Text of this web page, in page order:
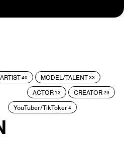
ARTIST40 MODEL/TALENT33
ACTOR 13 CREATOR29
YouTuber/TikToker4